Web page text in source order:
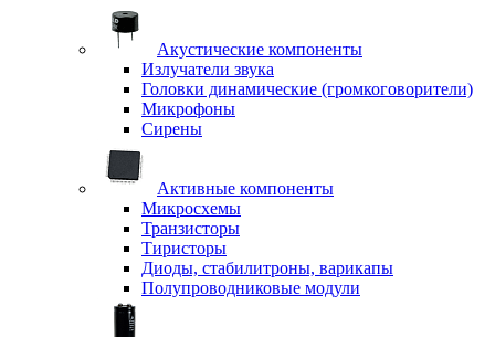
Акустические компоненты
Излучатели звука
Головки динамические (громкоговорители)
Микрофоны
Сирены
Активные компоненты
Микросхемы
Транзисторы
Тиристоры
Диоды, стабилитроны, варикапы
Полупроводниковые модули